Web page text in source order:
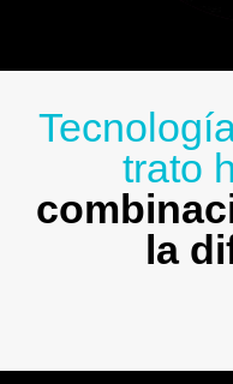
trato
la